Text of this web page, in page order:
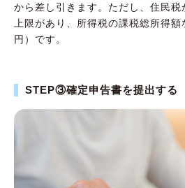
から差し引きます。ただし、住民
上限があり、所得税の課税総所得
円）です。
STEP③確定申告書を提出する